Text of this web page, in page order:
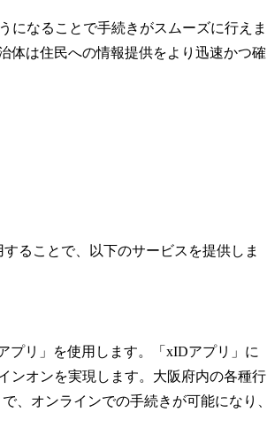
になることで手続きがスムーズに行えま
体は住民への情報提供をより迅速かつ確
することで、以下のサービスを提供しま
プリ」を使用します。「xIDアプリ」に
ンオンを実現します。大阪府内の各種行
、オンラインでの手続きが可能になり、